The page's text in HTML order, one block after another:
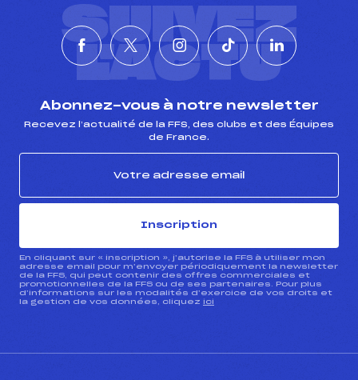
SUIVEZ
L'ACTU
Abonnez-vous à notre newsletter
Recevez l’actualité de la FFS, des clubs et des Équipes
de France.
Inscription
En cliquant sur « inscription », j’autorise la FFS à utiliser mon
adresse email pour m’envoyer périodiquement la newsletter
de la FFS, qui peut contenir des offres commerciales et
promotionnelles de la FFS ou de ses partenaires. Pour plus
d’informations sur les modalités d’exercice de vos droits et
la gestion de vos données, cliquez ici